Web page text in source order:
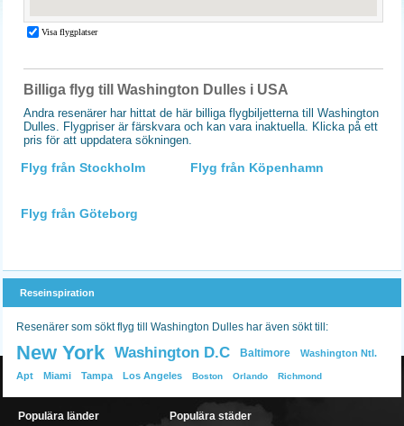
Billiga flyg till Washington Dulles i USA
Andra resenärer har hittat de här billiga flygbiljetterna till Washington
Dulles. Flygpriser är färskvara och kan vara inaktuella. Klicka på ett
pris för att uppdatera sökningen.
Flyg från Stockholm Flyg från Köpenhamn
Flyg från Göteborg
Reseinspiration
Resenärer som sökt flyg till Washington Dulles har även sökt till:
New York Washington D.C Baltimore Washington Ntl.
Apt Miami Tampa Los Angeles Boston Orlando Richmond
Populära länder
Populära städer